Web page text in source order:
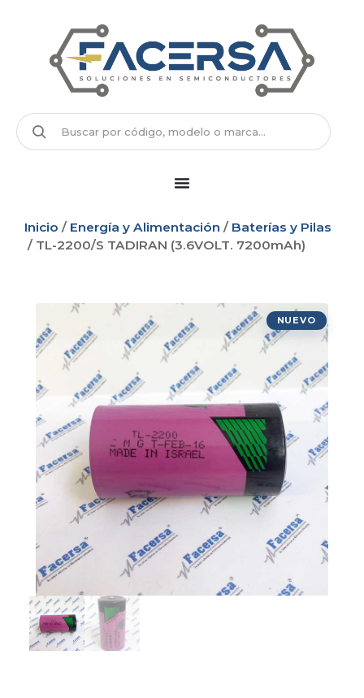
Inicio / Energía y Alimentación / Baterías y Pilas
/ TL-2200/S TADIRAN (3.6VOLT. 7200mAh)